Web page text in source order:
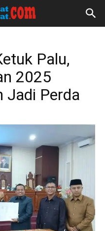
Palu,
2025
Jadi Perda